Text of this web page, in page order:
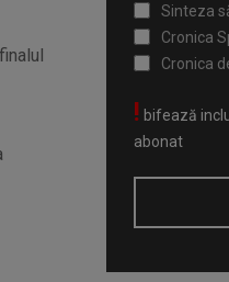
Sinteza
Cronica
Cronica
! bifează
abonat